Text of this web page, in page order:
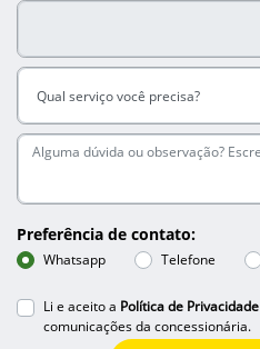
Preferência de contato:
Whatsapp Telefone
Li e aceito a Política de Privacidade
comunicações da concessionária.